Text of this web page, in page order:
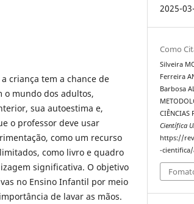
criança tem a chance de
o mundo dos adultos,
sua autoestima e,
o professor deve usar
como um recurso
como livro e quadro
significativa. O objetivo
no Ensino Infantil por meio
de lavar as mãos.
2025-
Como
Silveira
Ferreira
Barbosa
CIÊNCIAS
Científica
https://
-